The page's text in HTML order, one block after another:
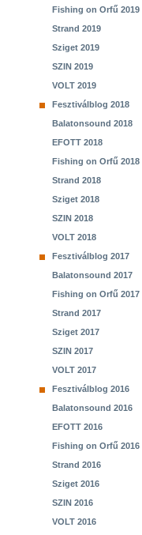
Fishing on Orfű 2019
Strand 2019
Sziget 2019
SZIN 2019
VOLT 2019
Fesztiválblog 2018
Balatonsound 2018
EFOTT 2018
Fishing on Orfű 2018
Strand 2018
Sziget 2018
SZIN 2018
VOLT 2018
Fesztiválblog 2017
Balatonsound 2017
Fishing on Orfű 2017
Strand 2017
Sziget 2017
SZIN 2017
VOLT 2017
Fesztiválblog 2016
Balatonsound 2016
EFOTT 2016
Fishing on Orfű 2016
Strand 2016
Sziget 2016
SZIN 2016
VOLT 2016